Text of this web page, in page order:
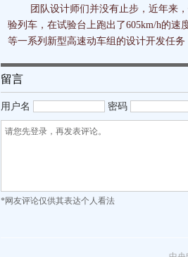
团队设计师们并没有止步，近年来，
验列车，在试验台上跑出了605km/h的
等一系列新型高速动车组的设计开发任
留言
用户名 密码
*网友评论仅供其表达个人看法